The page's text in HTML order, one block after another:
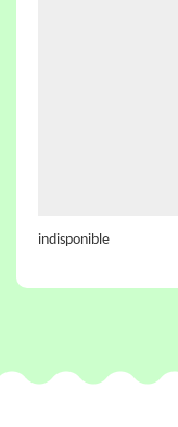
indisponible